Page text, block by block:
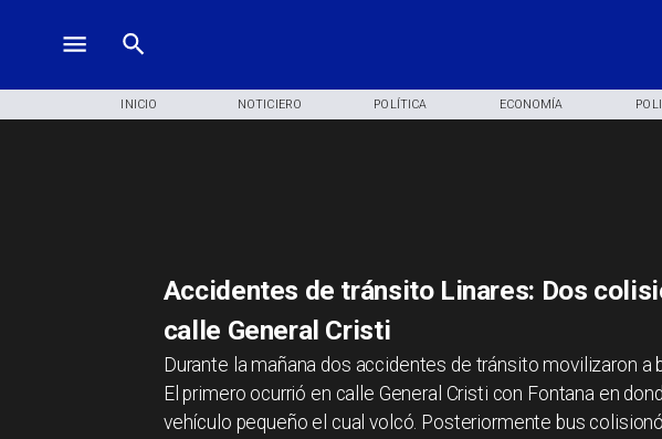
INICIO NOTICIERO POLÍTICA ECONOMÍA
Accidentes de tránsito Linares: Dos
calle General Cristi
Durante la mañana dos accidentes de tránsito movilizaron a
El primero ocurrió en calle General Cristi con Fontana en
vehículo pequeño el cual volcó. Posteriormente bus